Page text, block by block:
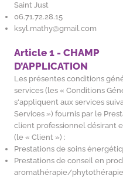
Saint Just
06.71.72.28.15
ksyl.mathy@gmail.com
Article 1 - CHAMP
D’APPLICATION
Les présentes conditions
services (les « Conditions
s'appliquent aux services
Services ») fournis par le
client professionnel désirant
(le « Client ») :
Prestations de soins
Prestations de conseil en
aromathérapie/